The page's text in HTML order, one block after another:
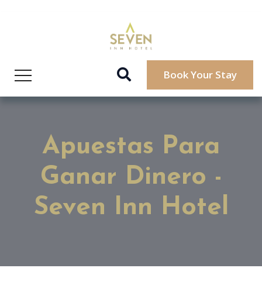
Book Your Stay
Apuestas Para
Ganar Dinero -
Seven Inn Hotel